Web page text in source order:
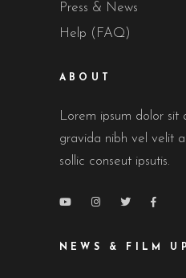
Press & News
Help (FAQ)
ABOUT
Lorem ipsum dolor sit
gravida nibh vel velit
sollic conseut ipsutis.
NEWS & FILM